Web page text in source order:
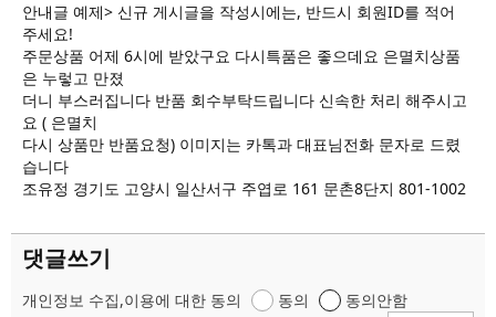
안내글 예제> 신규 게시글을 작성시에는, 반드시 회원ID를 적어
주세요!
주문상품 어제 6시에 받았구요 다시특품은 좋으데요 은멸치상품
은 누렇고 만졌
더니 부스러집니다 반품 회수부탁드립니다 신속한 처리 해주시고
요 ( 은멸치
다시 상품만 반품요청) 이미지는 카톡과 대표님전화 문자로 드렸
습니다
조유정 경기도 고양시 일산서구 주엽로 161 문촌8단지 801-1002
댓글쓰기
개인정보 수집,이용에 대한 동의 동의
동의안함